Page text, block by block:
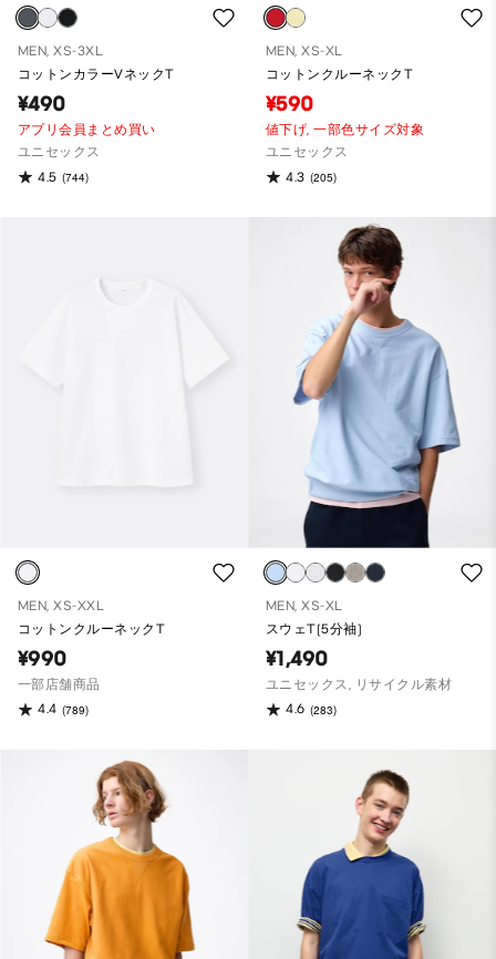
MEN, XS-3XL
コットンカラーVネックT
¥490
アプリ会員まとめ買い
ユニセックス
4.5 (744)
MEN, XS-XL
コットンクルーネックT
¥590
値下げ,一部色サイズ対象
ユニセックス
4.3 (205)
MEN, XS-XXL
コットンクルーネックT
¥990
一部店舗商品
4.4 (789)
MEN, XS-XL
スウェT(5分袖)
¥1,490
ユニセックス, リサイクル素材
4.6 (283)